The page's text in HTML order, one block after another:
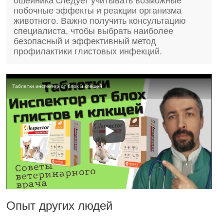
побочные эффекты и реакции организма
животного. Важно получить консультацию
специалиста, чтобы выбрать наиболее
безопасный и эффективный метод
профилактики глистовых инфекций.
Таблетки инспектор от блох и клещей
Опыт других людей